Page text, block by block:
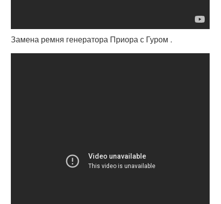
Замена ремня генератора Приора с Гуром .